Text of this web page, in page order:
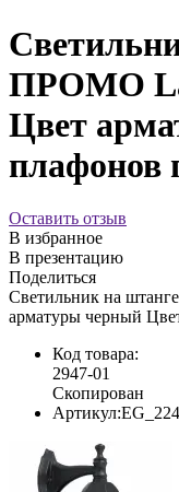
ПРОМО
Цвет
плафонов
Оставить отзыв
В избранное
В презентацию
Поделиться
Светильник на
арматуры черный
Код товара:
2947-01
Скопирован
Артикул: